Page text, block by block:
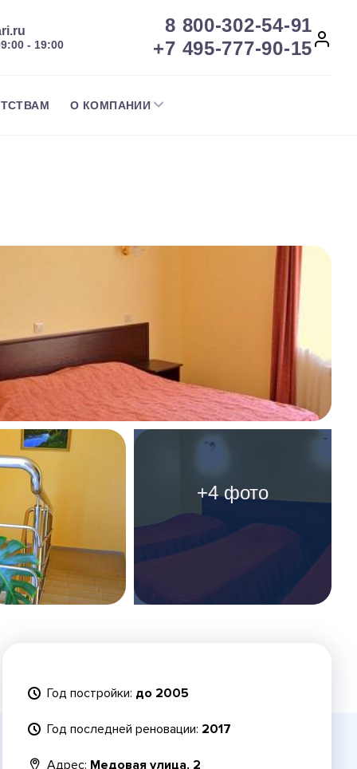
- 19:00
8 800-302-54-91
+7 495-777-90-15
О КОМПАНИИ
+4 фото
Год постройки: до 2005
Год последней реновации: 2017
Адрес: Медовая улица, 2